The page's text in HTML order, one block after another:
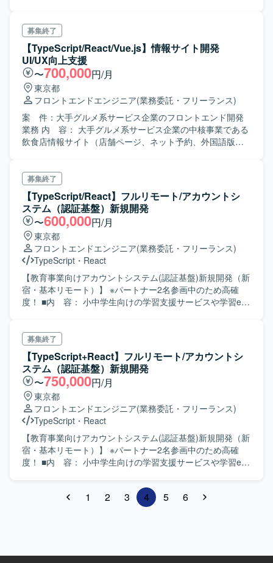
担当していただく。 ・製造業の見積管理システムのリプレ
イス案件。
募集終了
【TypeScript/React/Vue.js】情報サイト開発
UI/UX向上支援
〜700,000円/月
東京都
フロントエンドエンジニア(業務委託・フリーランス)
案 件：大手グルメ系サービス企業のフロントエンド開発
業務 内 容： 大手グルメ系サービス企業の中核事業である
飲食店情報サイト（店舗ページ、ネット予約、外国語版
から設計、実装、テスト、リリースまで一貫して担当いた
だきます。 その他： ・新技術導入に関連する検証・実装業
務 ・バックエンド、インフラ、デザイン領域との連携 ・UI
/ UX の向上に関連する検証・分析
募集終了
【TypeScript/React】フルリモート/アカウントシ
ステム（認証基盤）新規開発
〜600,000円/月
東京都
フロントエンドエンジニア(業務委託・フリーランス)
TypeScript ・ React
【教育事業向けアカウントシステム(認証基盤)新規開発（新
宿・基本リモート）】 ※パートナー2名参画中のため高確
度！ ■内 容： 小中学生向けの学習支援サービスや学習eポ
Java17,SpringBoot, SpringBatch,JUnit,SQLServer,
JavaScript,jQuery,Sass, TypeScript,React,Next.js,
Recoil,mui,Vitest 利用環境(インフラ)：Azure 開発手
法 ：ウォーターフォール 利用ツール等：Git、Teams
貸与端末 ：Windows予定
募集終了
【TypeScript+React】フルリモート/アカウントシ
ステム（認証基盤）新規開発
〜750,000円/月
東京都
フロントエンドエンジニア(業務委託・フリーランス)
TypeScript ・ React
【教育事業向けアカウントシステム(認証基盤)新規開発（新
宿・基本リモート）】 ※パートナー2名参画中のため高確
度！ ■内 容： 小中学生向けの学習支援サービスや学習eポ
Java17,SpringBoot, SpringBatch,JUnit,SQLServer,
JavaScript,jQuery,Sass, TypeScript,React,Next.js,
1 2 3 4 5 6